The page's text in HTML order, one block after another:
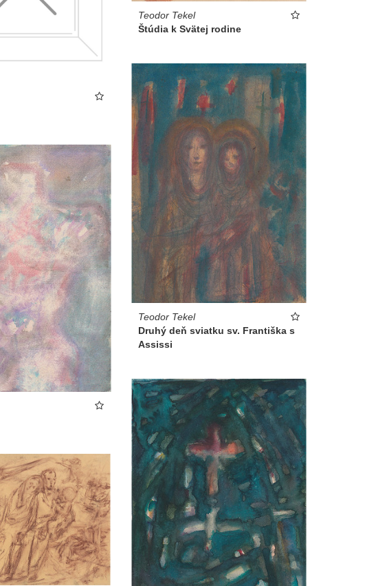
Teodor Tekel
Štúdia k Svätej rodine
Teodor Tekel
Druhý deň sviatku sv. Františka s
Assissi